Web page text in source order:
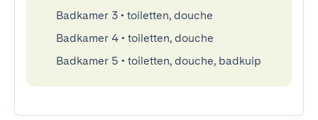
Badkamer 3 • toiletten, douche
Badkamer 4 • toiletten, douche
Badkamer 5 • toiletten, douche, badkuip